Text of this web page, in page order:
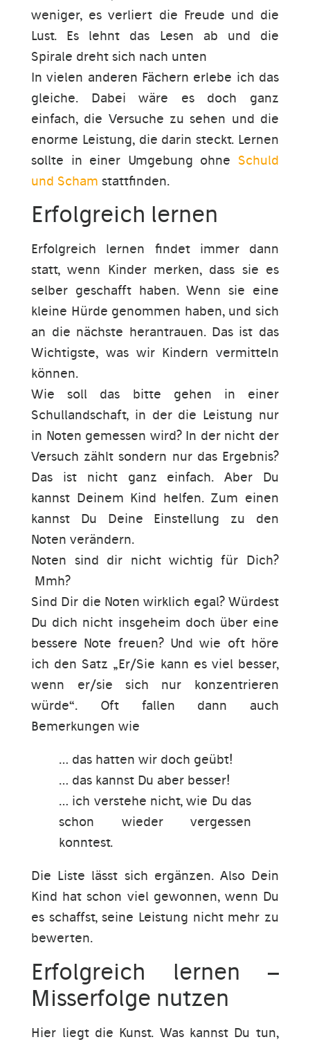
weniger, es verliert die Freude und die
Lust. Es lehnt das Lesen ab und die
Spirale dreht sich nach unten
In vielen anderen Fächern erlebe ich das
gleiche. Dabei wäre es doch ganz
einfach, die Versuche zu sehen und die
enorme Leistung, die darin steckt. Lernen
sollte in einer Umgebung ohne Schuld
und Scham stattfinden.
Erfolgreich lernen
Erfolgreich lernen findet immer dann
statt, wenn Kinder merken, dass sie es
selber geschafft haben. Wenn sie eine
kleine Hürde genommen haben, und sich
an die nächste herantrauen. Das ist das
Wichtigste, was wir Kindern vermitteln
können.
Wie soll das bitte gehen in einer
Schullandschaft, in der die Leistung nur
in Noten gemessen wird? In der nicht der
Versuch zählt sondern nur das Ergebnis?
Das ist nicht ganz einfach. Aber Du
kannst Deinem Kind helfen. Zum einen
kannst Du Deine Einstellung zu den
Noten verändern.
Noten sind dir nicht wichtig für Dich?
Mmh?
Sind Dir die Noten wirklich egal? Würdest
Du dich nicht insgeheim doch über eine
bessere Note freuen? Und wie oft höre
ich den Satz „Er/Sie kann es viel besser,
wenn er/sie sich nur konzentrieren
würde“. Oft fallen dann auch
Bemerkungen wie
… das hatten wir doch geübt!
… das kannst Du aber besser!
… ich verstehe nicht, wie Du das
schon wieder vergessen
konntest.
Die Liste lässt sich ergänzen. Also Dein
Kind hat schon viel gewonnen, wenn Du
es schaffst, seine Leistung nicht mehr zu
bewerten.
Erfolgreich lernen –
Misserfolge nutzen
Hier liegt die Kunst. Was kannst Du tun,